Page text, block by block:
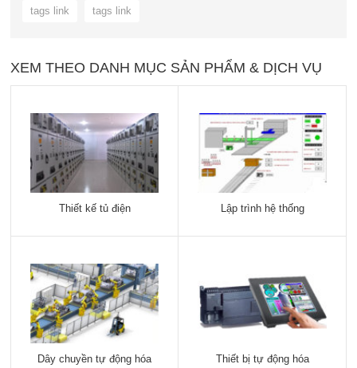
tags link tags link
XEM THEO DANH MỤC SẢN PHẨM & DỊCH VỤ
Thiết kế tủ điện Lập trình hệ thống
Dây chuyền tự động hóa Thiết bị tự động hóa